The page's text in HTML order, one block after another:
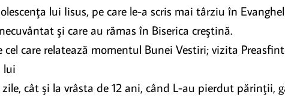
lui Iisus, pe care le-a scris mai târziu în
şi care au rămas în Biserica creştină.
cel care relatează momentul Bunei Vestiri; vizita
lui
cât şi la vrâsta de 12 ani, când L-au pierdut părinţii,